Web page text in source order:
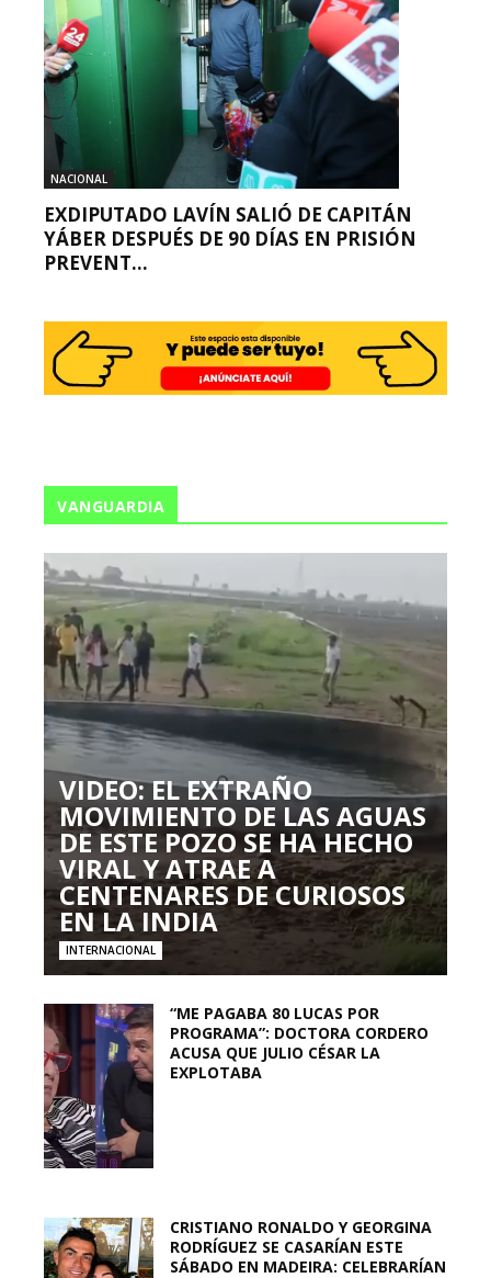
NACIONAL
EXDIPUTADO LAVÍN SALIÓ DE CAPITÁN
YÁBER DESPUÉS DE 90 DÍAS EN PRISIÓN
PREVENT...
VANGUARDIA
VIDEO: EL EXTRAÑO
MOVIMIENTO DE LAS AGUAS
DE ESTE POZO SE HA HECHO
VIRAL Y ATRAE A
CENTENARES DE CURIOSOS
EN LA INDIA
INTERNACIONAL
“ME PAGABA 80 LUCAS POR
PROGRAMA”: DOCTORA CORDERO
ACUSA QUE JULIO CÉSAR LA
EXPLOTABA
CRISTIANO RONALDO Y GEORGINA
RODRÍGUEZ SE CASARÍAN ESTE
SÁBADO EN MADEIRA: CELEBRARÍAN